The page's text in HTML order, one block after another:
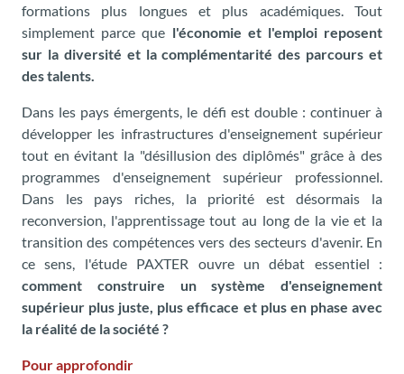
formations plus longues et plus académiques. Tout
simplement parce que l'économie et l'emploi reposent
sur la diversité et la complémentarité des parcours et
des talents.
Dans les pays émergents, le défi est double : continuer à
développer les infrastructures d'enseignement supérieur
tout en évitant la "désillusion des diplômés" grâce à des
programmes d'enseignement supérieur professionnel.
Dans les pays riches, la priorité est désormais la
reconversion, l'apprentissage tout au long de la vie et la
transition des compétences vers des secteurs d'avenir. En
ce sens, l'étude PAXTER ouvre un débat essentiel :
comment construire un système d'enseignement
supérieur plus juste, plus efficace et plus en phase avec
la réalité de la société ?
Pour approfondir